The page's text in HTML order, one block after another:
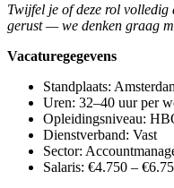
Twijfel je of deze rol
gerust — we denken graag
Vacaturegegevens
Standplaats:
Uren: 32–40 uur per
Opleidingsniveau:
Dienstverband: Vast
Sector:
Salaris: €4.750 –